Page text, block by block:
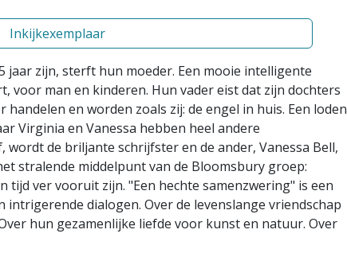
Inkijkexemplaar
jaar zijn, sterft hun moeder. Een mooie intelligente
voor man en kinderen. Hun vader eist dat zijn dochters
en worden zoals zij: de engel in huis. Een loden
Virginia en Vanessa hebben heel andere
wordt de briljante schrijfster en de ander, Vanessa Bell,
stralende middelpunt van de Bloomsbury groep:
tijd ver vooruit zijn. "Een hechte samenzwering" is een
dialogen. Over de levenslange vriendschap
hun gezamenlijke liefde voor kunst en natuur. Over